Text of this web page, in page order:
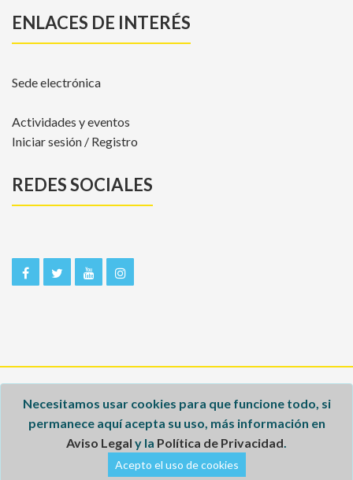
ENLACES DE INTERÉS
Sede electrónica
Actividades y eventos
Iniciar sesión / Registro
REDES SOCIALES
Inicio
Aviso legal
Política de privacidad
Necesitamos usar cookies para que funcione todo, si
permanece aquí acepta su uso, más información en
Aviso Legal y la Política de Privacidad.
Acepto el uso de cookies